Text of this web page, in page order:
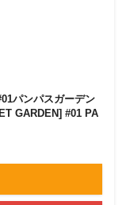
パンパスガーデン
GARDEN] #01 PA